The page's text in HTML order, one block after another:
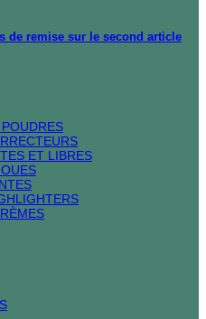
de remise sur le second article
ET LIBRES